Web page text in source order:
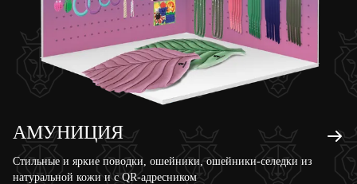
АМУНИЦИЯ
Стильные и яркие поводки, ошейники, ошейники-селедки из
натуральной кожи и с QR-адресником